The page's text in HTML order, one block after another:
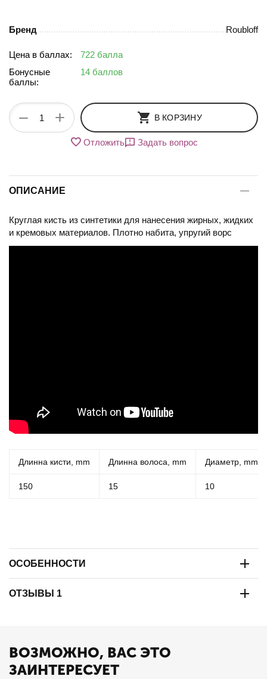
Бренд Roubloff
Цена в баллах:
722 балла
Бонусные
баллы:
14 баллов
+
− В КОРЗИНУ
Отложить Задать вопрос
ОПИСАНИЕ
Круглая кисть из синтетики для нанесения жирных, жидких
и кремовых материалов. Плотно набита, упругий ворс
Длинна кисти, mm Длинна волоса, mm Диаметр, mm
150 15 10
ОСОБЕННОСТИ
ОТЗЫВЫ 1
ВОЗМОЖНО, ВАС ЭТО
ЗАИНТЕРЕСУЕТ